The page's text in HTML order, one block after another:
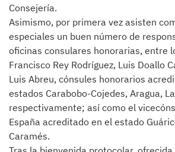
Consejería.
Asimismo, por primera vez asisten
especiales un buen número de
oficinas consulares honorarias, entre
Francisco Rey Rodríguez, Luis Doallo
Luis Abreu, cónsules honorarios
estados Carabobo-Cojedes, Aragua,
respectivamente; así como el
España acreditado en el estado
Caramés.